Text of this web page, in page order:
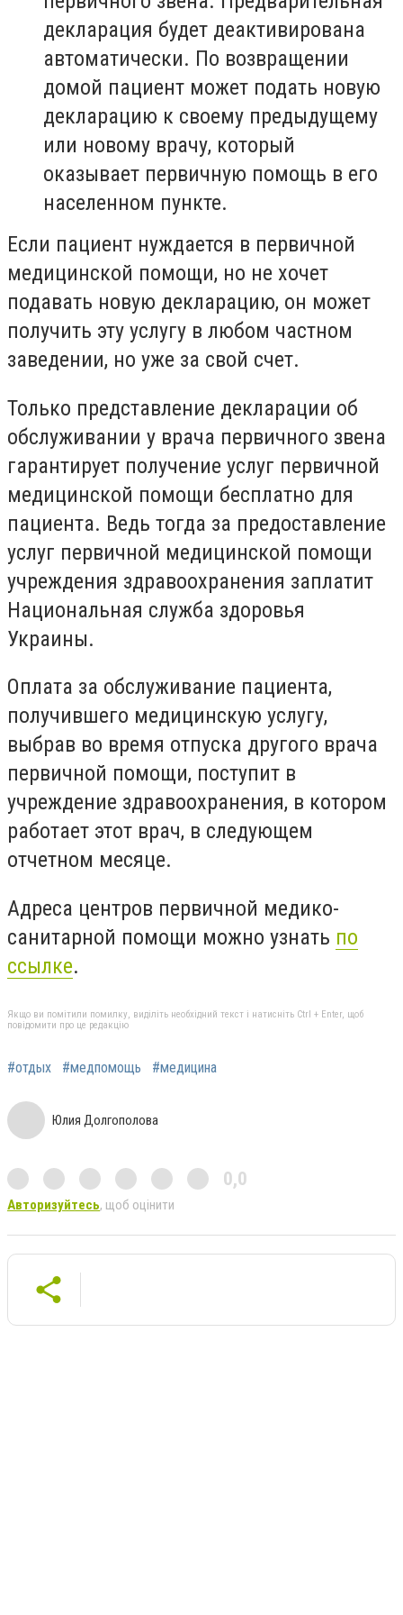
декларация будет деактивирована
автоматически. По возвращении
домой пациент может подать новую
декларацию к своему предыдущему
или новому врачу, который
оказывает первичную помощь в его
населенном пункте.
Если пациент нуждается в первичной
медицинской помощи, но не хочет
подавать новую декларацию, он может
получить эту услугу в любом частном
заведении, но уже за свой счет.
Только представление декларации об
обслуживании у врача первичного звена
гарантирует получение услуг первичной
медицинской помощи бесплатно для
пациента. Ведь тогда за предоставление
услуг первичной медицинской помощи
учреждения здравоохранения заплатит
Национальная служба здоровья
Украины.
Оплата за обслуживание пациента,
получившего медицинскую услугу,
выбрав во время отпуска другого врача
первичной помощи, поступит в
учреждение здравоохранения, в котором
работает этот врач, в следующем
отчетном месяце.
Адреса центров первичной медико-
санитарной помощи можно узнать по
ссылке.
Якщо ви помітили помилку, виділіть необхідний текст і натисніть Ctrl + Enter, щоб
повідомити про це редакцію
#отдых #медпомощь #медицина
Юлия Долгополова
0,0
Авторизуйтесь, щоб оцінити